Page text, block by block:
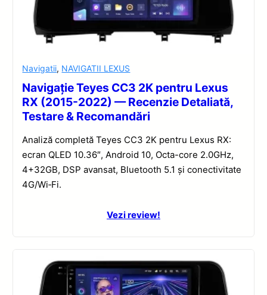
Navigatii, NAVIGATII LEXUS
Navigație Teyes CC3 2K pentru Lexus
RX (2015-2022) — Recenzie Detaliată,
Testare & Recomandări
Analiză completă Teyes CC3 2K pentru Lexus RX:
ecran QLED 10.36″, Android 10, Octa-core 2.0GHz,
4+32GB, DSP avansat, Bluetooth 5.1 și conectivitate
4G/Wi‑Fi.
Vezi review!